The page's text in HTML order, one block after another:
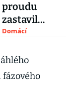
proudu
zastavil
výrobu v
továrnách i
obchodech.
Domácí